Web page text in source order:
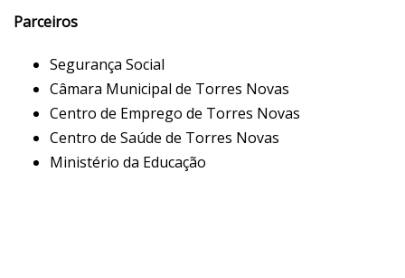
Parceiros
Segurança Social
Câmara Municipal de Torres Novas
Centro de Emprego de Torres Novas
Centro de Saúde de Torres Novas
Ministério da Educação